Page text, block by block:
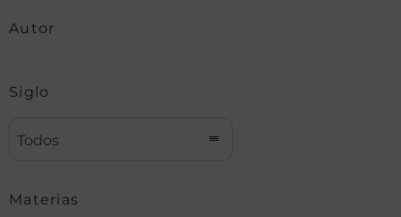
Autor
Siglo
Todos
Materias